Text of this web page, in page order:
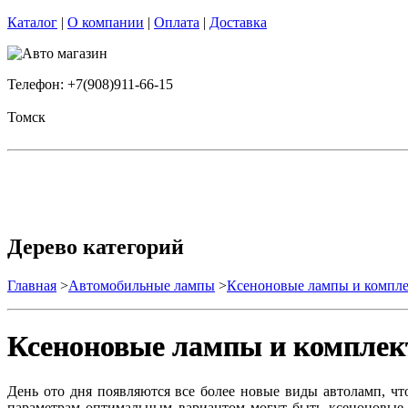
Каталог | О компании | Оплата | Доставка
Телефон: +7(908)911-66-15
Томск
Дерево категорий
Главная >Автомобильные лампы >Ксеноновые лампы и
Ксеноновые лампы и
День ото дня появляются все более новые виды автоламп,